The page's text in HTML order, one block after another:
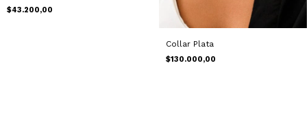
$43.200,00
Collar Plata
$130.000,00